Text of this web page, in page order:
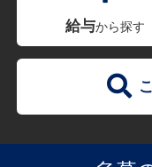
給与から探す